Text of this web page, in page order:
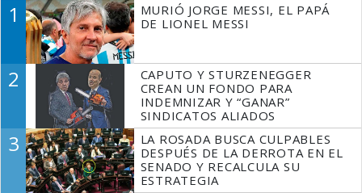
1
MURIÓ JORGE MESSI, EL PAPÁ
DE LIONEL MESSI
2
CAPUTO Y STURZENEGGER
CREAN UN FONDO PARA
INDEMNIZAR Y “GANAR”
SINDICATOS ALIADOS
3
LA ROSADA BUSCA CULPABLES
DESPUÉS DE LA DERROTA EN EL
SENADO Y RECALCULA SU
ESTRATEGIA